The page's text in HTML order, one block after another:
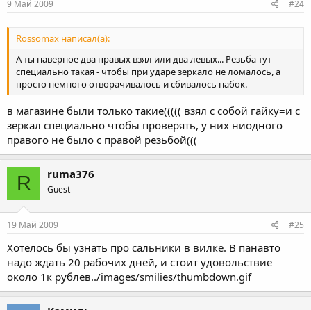
9 Май 2009 #24
Rossomax написал(а):
А ты наверное два правых взял или два левых... Резьба тут
специально такая - чтобы при ударе зеркало не ломалось, а
просто немного отворачивалось и сбивалось набок.
в магазине были только такие((((( взял с собой гайку=и с
зеркал специально чтобы проверять, у них ниодного
правого не было с правой резьбой(((
R ruma376
Guest
19 Май 2009 #25
Хотелось бы узнать про сальники в вилке. В панавто
надо ждать 20 рабочих дней, и стоит удовольствие
около 1к рублев../images/smilies/thumbdown.gif